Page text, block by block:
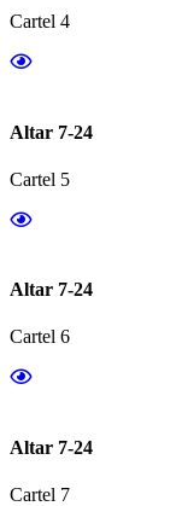
Cartel 4
Altar 7-24
Cartel 5
Altar 7-24
Cartel 6
Altar 7-24
Cartel 7